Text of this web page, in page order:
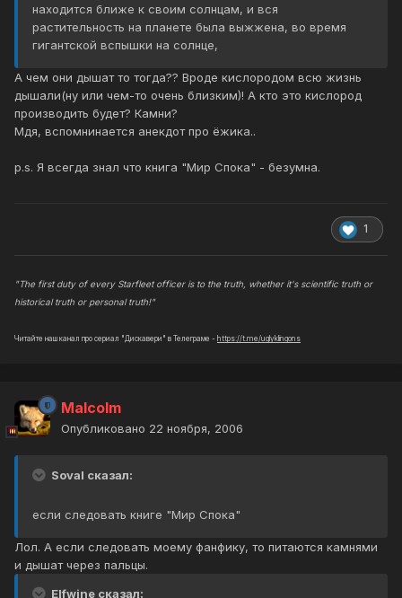
находится ближе к своим солнцам, и вся
растительность на планете была выжжена, во время
гигантской вспышки на солнце,
А чем они дышат то тогда?? Вроде кислородом всю жизнь
дышали(ну или чем-то очень близким)! А кто это кислород
производить будет? Камни?
Мдя, вспомнинается анекдот про ёжика..
p.s. Я всегда знал что книга "Мир Спока" - безумна.
1
"The first duty of every Starfleet officer is to the truth, whether it's scientific truth or
historical truth or personal truth!"
Читайте наш канал про сериал "Дискавери" в Телеграме - https://t.me/uglyklingons
Malcolm
Опубликовано 22 ноября, 2006
Soval сказал:
если следовать книге "Мир Спока"
Лол. А если следовать моему фанфику, то питаются камнями
и дышат через пальцы.
Elfwine сказал: